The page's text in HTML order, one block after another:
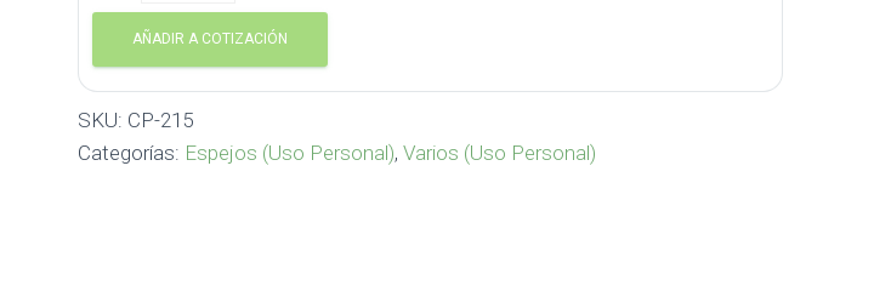
AÑADIR A COTIZACIÓN
SKU: CP-215
Categorías: Espejos (Uso Personal), Varios (Uso Personal)